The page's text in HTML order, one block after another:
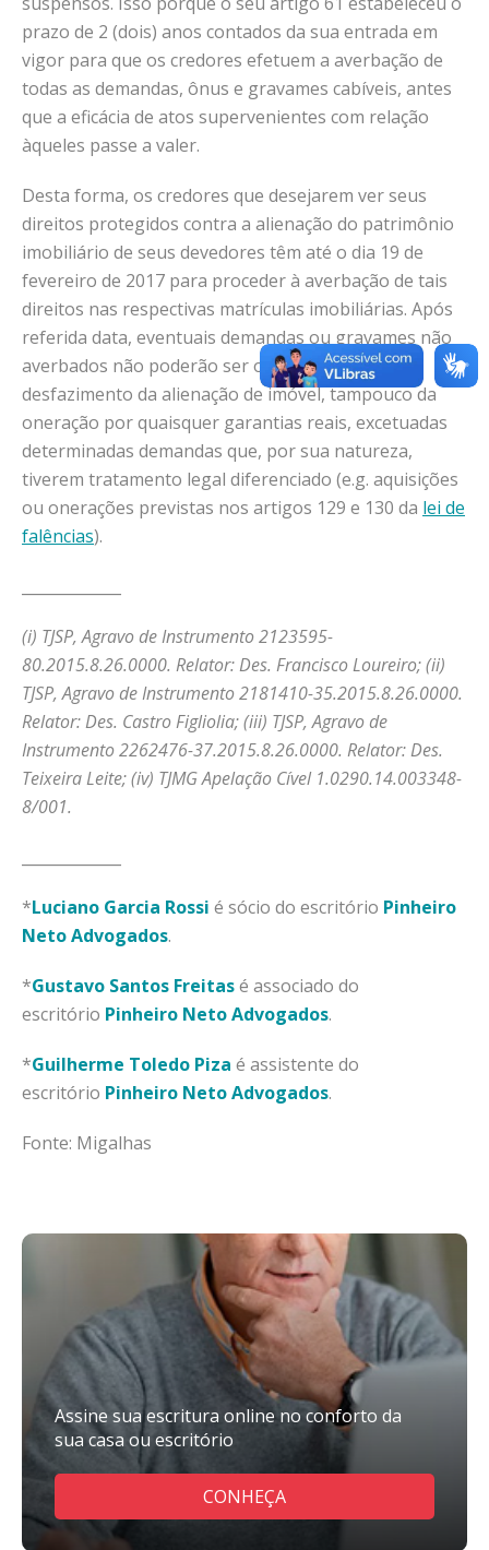
prazo de 2 (dois) anos contados da sua entrada em
vigor para que os credores efetuem a averbação de
todas as demandas, ônus e gravames cabíveis, antes
que a eficácia de atos supervenientes com relação
àqueles passe a valer.
Desta forma, os credores que desejarem ver seus
direitos protegidos contra a alienação do patrimônio
imobiliário de seus devedores têm até o dia 19 de
fevereiro de 2017 para proceder à averbação de tais
direitos nas respectivas matrículas imobiliárias. Após
referida data, eventuais demandas ou gravames não
averbados não poderão ser opostos para fins de
desfazimento da alienação de imóvel, tampouco da
oneração por quaisquer garantias reais, excetuadas
determinadas demandas que, por sua natureza,
tiverem tratamento legal diferenciado (e.g. aquisições
ou onerações previstas nos artigos 129 e 130 da lei de
falências).
(i) TJSP, Agravo de Instrumento 2123595-
80.2015.8.26.0000. Relator: Des. Francisco Loureiro; (ii)
TJSP, Agravo de Instrumento 2181410-35.2015.8.26.0000.
Relator: Des. Castro Figliolia; (iii) TJSP, Agravo de
Instrumento 2262476-37.2015.8.26.0000. Relator: Des.
Teixeira Leite; (iv) TJMG Apelação Cível 1.0290.14.003348-
8/001.
*Luciano Garcia Rossi é sócio do escritório Pinheiro
Neto Advogados.
*Gustavo Santos Freitasé associado do
escritório Pinheiro Neto Advogados.
*Guilherme Toledo Piza é assistente do
escritório Pinheiro Neto Advogados.
Fonte: Migalhas
Assine sua escritura online no conforto da
sua casa ou escritório
CONHEÇA